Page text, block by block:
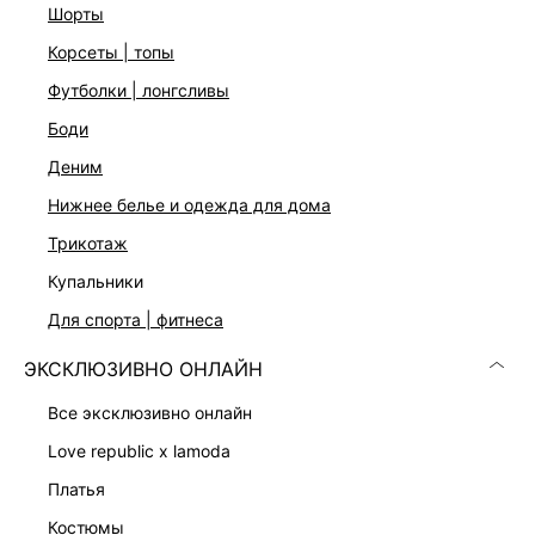
шорты
корсеты | топы
футболки | лонгсливы
боди
деним
нижнее белье и одежда для дома
трикотаж
купальники
для спорта | фитнеса
ЭКСКЛЮЗИВНО ОНЛАЙН
все эксклюзивно онлайн
love republic x lamoda
платья
костюмы
На модели размер 44. Крой модели соответствует
ДОСТАВКА И ВОЗВРАТ
Подробные условия доставки и возврата
КАТАЛОГ
КОМПАНИЯ